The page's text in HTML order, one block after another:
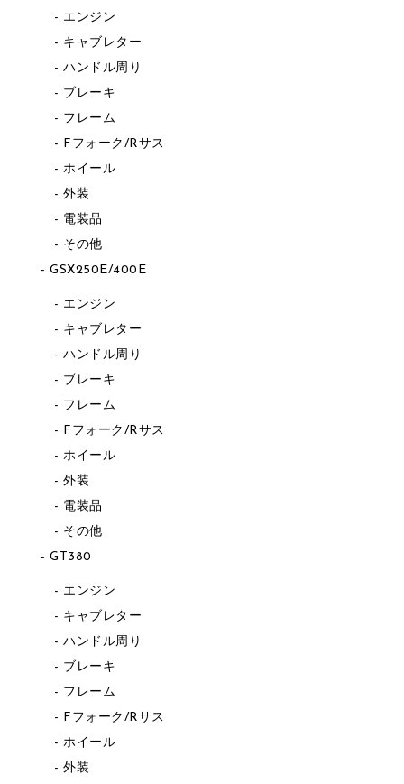
エンジン
キャブレター
ハンドル周り
ブレーキ
フレーム
Fフォーク/Rサス
ホイール
外装
電装品
その他
GSX250E/400E
エンジン
キャブレター
ハンドル周り
ブレーキ
フレーム
Fフォーク/Rサス
ホイール
外装
電装品
その他
GT380
エンジン
キャブレター
ハンドル周り
ブレーキ
フレーム
Fフォーク/Rサス
ホイール
外装